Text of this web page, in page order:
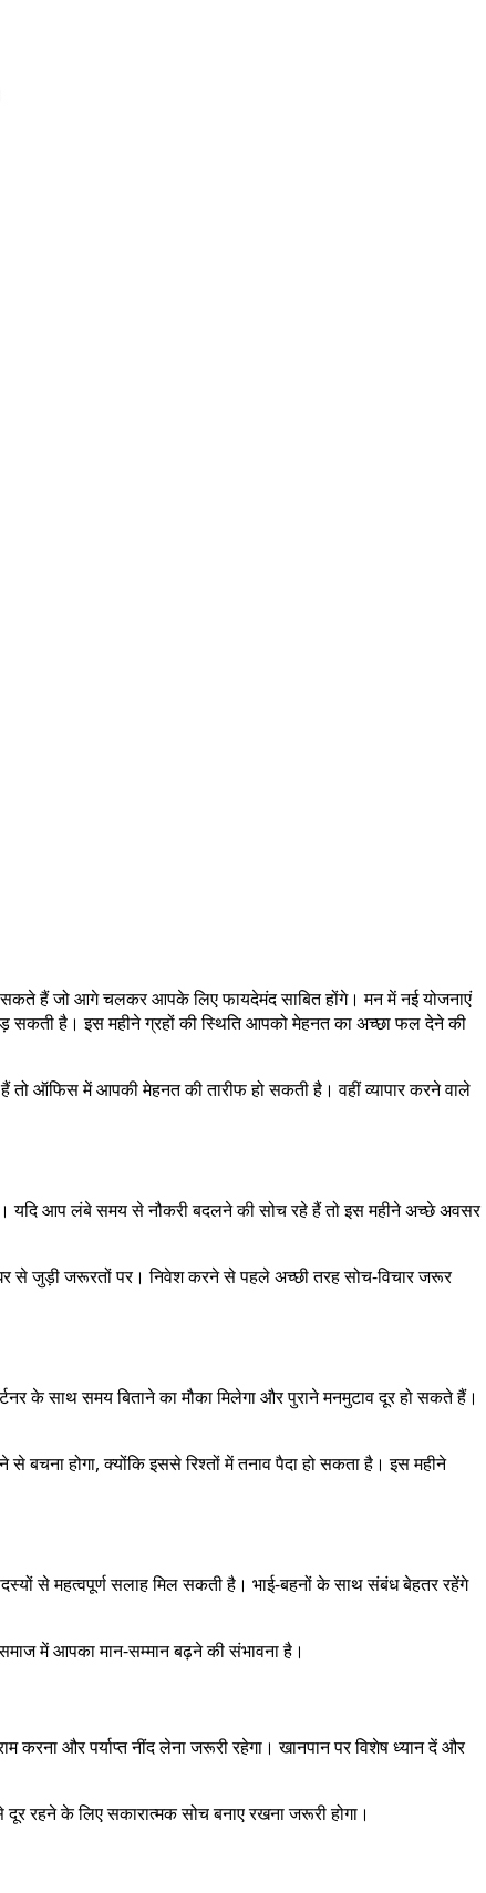
हैं जो आगे चलकर आपके लिए फायदेमंद साबित होंगे। मन में नई योजनाएं
सकती है। इस महीने ग्रहों की स्थिति आपको मेहनत का अच्छा फल देने की
ऑफिस में आपकी मेहनत की तारीफ हो सकती है। वहीं व्यापार करने वाले
यदि आप लंबे समय से नौकरी बदलने की सोच रहे हैं तो इस महीने अच्छे अवसर
से जुड़ी जरूरतों पर। निवेश करने से पहले अच्छी तरह सोच-विचार जरूर
के साथ समय बिताने का मौका मिलेगा और पुराने मनमुटाव दूर हो सकते हैं।
से बचना होगा, क्योंकि इससे रिश्तों में तनाव पैदा हो सकता है। इस महीने
से महत्वपूर्ण सलाह मिल सकती है। भाई-बहनों के साथ संबंध बेहतर रहेंगे
में आपका मान-सम्मान बढ़ने की संभावना है।
और पर्याप्त नींद लेना जरूरी रहेगा। खानपान पर विशेष ध्यान दें और
रहने के लिए सकारात्मक सोच बनाए रखना जरूरी होगा।